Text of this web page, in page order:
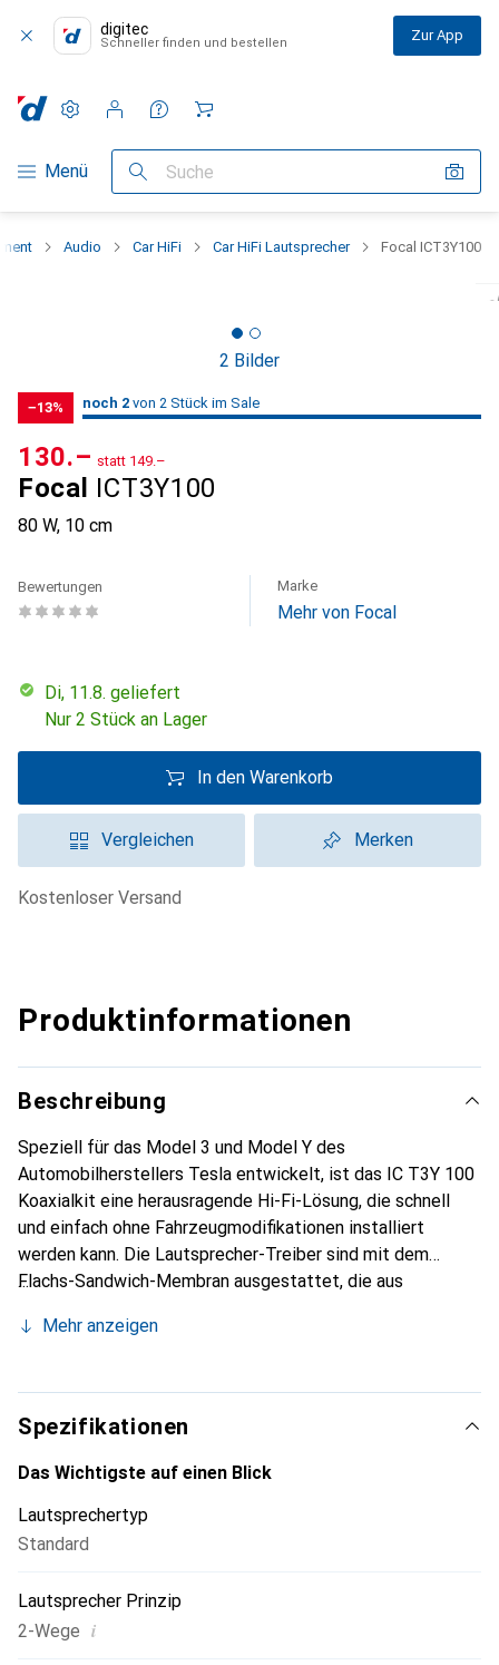
digitec
Schneller finden und bestellen Zur App
Navigation nach Kategorien
Menü Suche
Einstellungen
Kundenkonto
Vergleichslisten
Merklisten
Warenkorb
Audio Car HiFi Car HiFi Lautsprecher Focal ICT3Y100
2 Bilder
−13% 2 / 2
2 / 2 im Sale
noch 2 von 2 Stück im Sale
Focal ICT3Y100
80 W, 10 cm
CHF
130.– statt CHF
149.–
Bewertungen Marke
Mehr von Focal
Di, 11.8. geliefert
Nur 2 Stück an Lager
In den Warenkorb
Vergleichen Merken
kostenloser Versand
Produktinformationen
Beschreibung
Speziell für das Model 3 und Model Y des
Automobilherstellers Tesla entwickelt, ist das IC T3Y 100
Koaxialkit eine herausragende Hi-Fi-Lösung, die schnell
und einfach ohne Fahrzeugmodifikationen installiert
werden kann. Die Lautsprecher-Treiber sind mit dem
Flachs-Sandwich-Membran ausgestattet, die aus
werden. Diese exklusive Focal-Technologie liefert einen
Gleichzeitig reproduziert der Aluminium-Invers-Dome-
Hochtöner die hohen Frequenzen treu und sorgt für eine
verbesserte Klangräumlichkeit. Um die Leistung in einem
begrenzten Raum weiter zu steigern, enthält das IC T3Y
Kits für Tesla-Fahrzeuge bieten eine massgeschneiderte
Konfiguration und ein 100% Plug-and-Play-System. Sie
einzurichten und das bestmögliche Hörerlebnis zu
schaffen.
Mehr anzeigen
Spezifikationen
Das Wichtigste auf einen Blick
Lautsprechertyp
Standard
Lautsprecher Prinzip
2-Wege i